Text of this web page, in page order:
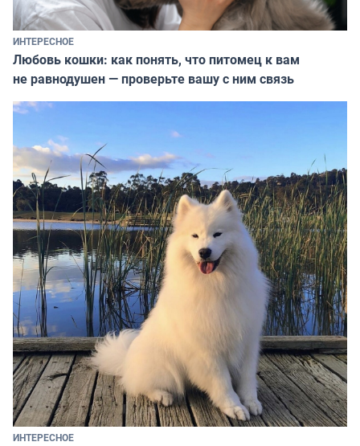
ИНТЕРЕСНОЕ
Любовь кошки: как понять, что питомец к вам
не равнодушен — проверьте вашу с ним связь
ИНТЕРЕСНОЕ